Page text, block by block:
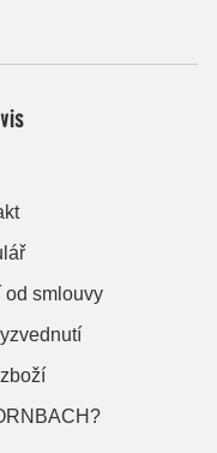
od smlouvy